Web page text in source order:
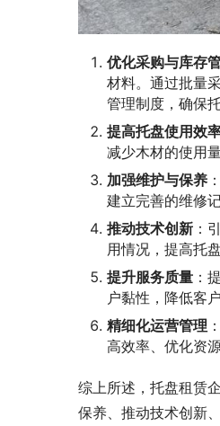
优化采购与库存
材料。通过批量
管理制度，确保
提高托盘使用效
减少木材的使用
加强维护与保养
建立完善的维修
推动技术创新 ：
用情况，提高托
提升服务质量 ：
户黏性，降低客
精细化运营管理
高效率、优化资
综上所述，托盘租赁
保养、推动技术创新